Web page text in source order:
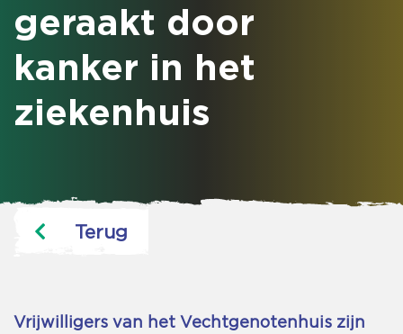
geraakt door
kanker in het
ziekenhuis
Terug
Vrijwilligers van het Vechtgenotenhuis zijn